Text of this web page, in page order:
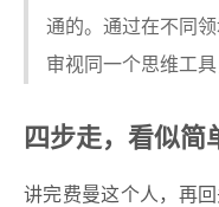
通的。通过在不同领
审视同一个思维工
四步走，看似简
讲完费曼这个人，再